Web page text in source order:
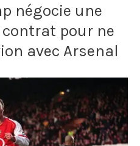
négocie une
pour ne
avec Arsenal